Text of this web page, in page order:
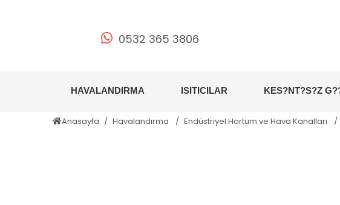
0532 365 3806
HAVALANDIRMA ISITICILAR KES?NT?S?Z
Anasayfa Havalandırma Endüstriyel Hortum ve Hava Kanalları